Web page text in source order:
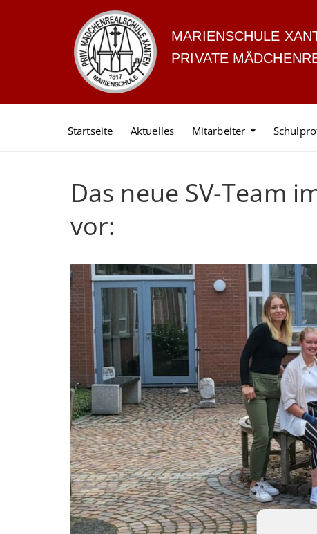
MARIENSCHULE
PRIVATE
Startseite Aktuelles Mitarbeiter
Das neue SV-Team
vor: